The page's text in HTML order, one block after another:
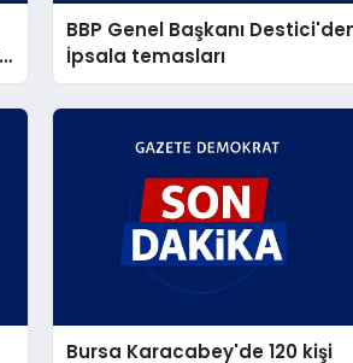
BBP Genel Başkanı
İpsala temasları
Bursa Karacabey'de 120 kişi